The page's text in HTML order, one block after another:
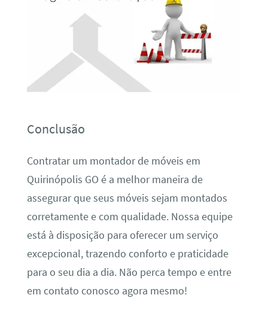
Conclusão
Contratar um montador de móveis em
Quirinópolis GO é a melhor maneira de
assegurar que seus móveis sejam montados
corretamente e com qualidade. Nossa equipe
está à disposição para oferecer um serviço
excepcional, trazendo conforto e praticidade
para o seu dia a dia. Não perca tempo e entre
em contato conosco agora mesmo!